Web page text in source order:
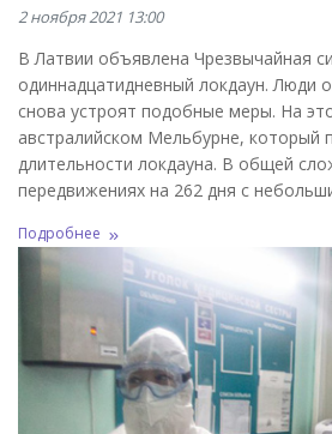
2 ноября 2021 13:00
В Латвии объявлена Чрезвычайная
одиннадцатидневный локдаун. Люди
снова устроят подобные меры. На
австралийском Мельбурне, который
длительности локдауна. В общей
передвижениях на 262 дня с
Подробнее